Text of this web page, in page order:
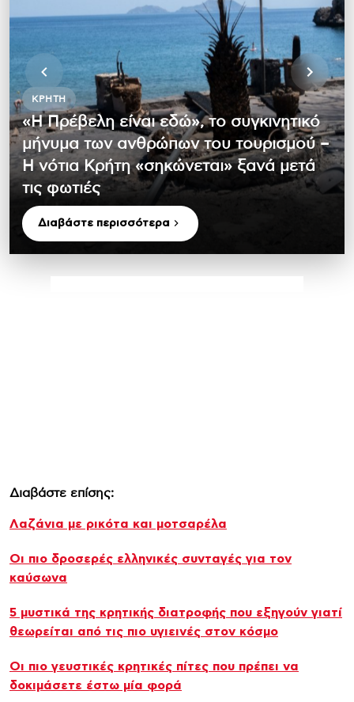
ΚΡΉΤΗ
«Η Πρέβελη είναι εδώ», το συγκινητικό
μήνυμα των ανθρώπων του τουρισμού –
Η νότια Κρήτη «σηκώνεται» ξανά μετά
τις φωτιές
Διαβάστε περισσότερα
Διαβάστε επίσης:
Λαζάνια με ρικότα και μοτσαρέλα
Οι πιο δροσερές ελληνικές συνταγές για τον
καύσωνα
5 μυστικά της κρητικής διατροφής που εξηγούν γιατί
θεωρείται από τις πιο υγιεινές στον κόσμο
Οι πιο γευστικές κρητικές πίτες που πρέπει να
δοκιμάσετε έστω μία φορά